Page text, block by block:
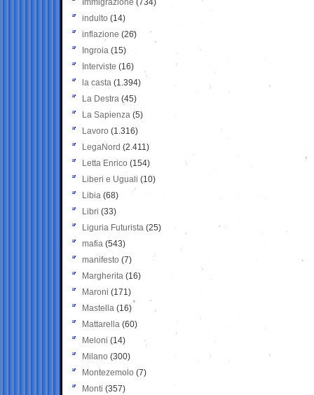
Immigrazione (734)
indulto (14)
inflazione (26)
Ingroia (15)
Interviste (16)
la casta (1.394)
La Destra (45)
La Sapienza (5)
Lavoro (1.316)
LegaNord (2.411)
Letta Enrico (154)
Liberi e Uguali (10)
Libia (68)
Libri (33)
Liguria Futurista (25)
mafia (543)
manifesto (7)
Margherita (16)
Maroni (171)
Mastella (16)
Mattarella (60)
Meloni (14)
Milano (300)
Montezemolo (7)
Monti (357)